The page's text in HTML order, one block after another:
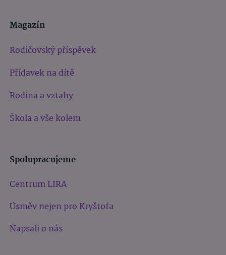
Magazín
Rodičovský příspěvek
Přídavek na dítě
Rodina a vztahy
Škola a vše kolem
Spolupracujeme
Centrum LIRA
Úsměv nejen pro Kryštofa
Napsali o nás